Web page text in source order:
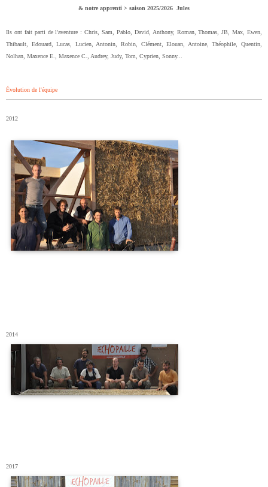
& notre apprenti > saison 2025/2026 Jules
Ils ont fait parti de l'aventure : Chris, Sam, Pablo, David, Anthony, Roman, Thomas, JB, Max, Ewen,
Thibault, Edouard, Lucas, Lucien, Antonin, Robin, Clément, Elouan, Antoine, Théophile, Quentin,
Nolhan, Maxence E., Maxence C., Audrey, Judy, Tom, Cyprien, Sonny...
Évolution de l'équipe
2012
2014
2017